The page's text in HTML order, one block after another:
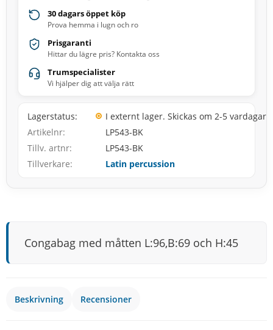
30 dagars öppet köp
Prova hemma i lugn och ro
Prisgaranti
Hittar du lägre pris? Kontakta oss
Trumspecialister
Vi hjälper dig att välja rätt
Lagerstatus
I externt lager. Skickas om 2-5 vardagar
Artikelnr
LP543-BK
Tillv. artnr
LP543-BK
Tillverkare
Latin percussion
Congabag med måtten L:96,B:69 och H:45
Beskrivning Recensioner